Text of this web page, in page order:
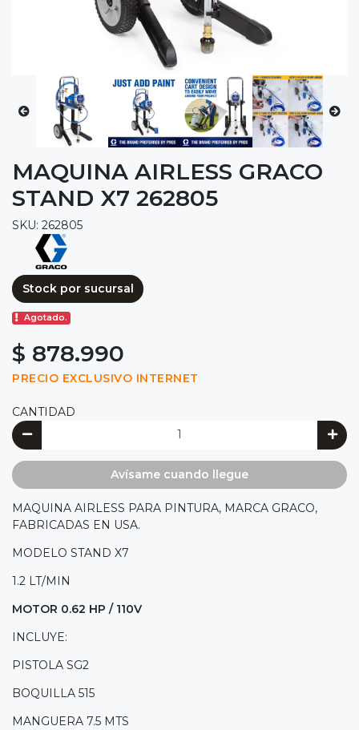
MAQUINA AIRLESS GRACO
STAND X7 262805
SKU: 262805
Stock por sucursal
Agotado.
$ 878.990
PRECIO EXCLUSIVO INTERNET
CANTIDAD
Avísame cuando llegue
MAQUINA AIRLESS PARA PINTURA, MARCA GRACO,
FABRICADAS EN USA.
MODELO STAND X7
1.2 LT/MIN
MOTOR 0.62 HP / 110V
INCLUYE:
PISTOLA SG2
BOQUILLA 515
MANGUERA 7.5 MTS